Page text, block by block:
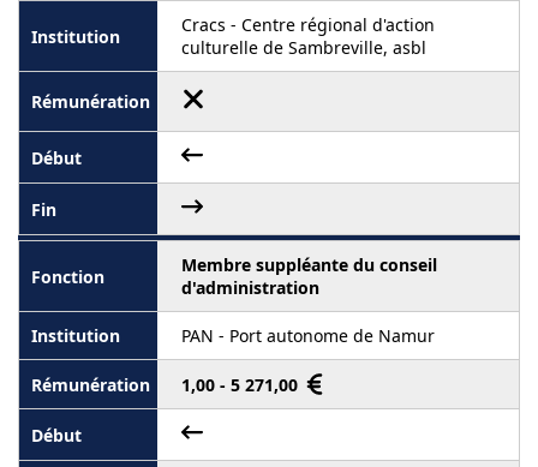
Cracs - Centre régional d'action
culturelle de Sambreville, asbl
Membre suppléante du conseil
d'administration
PAN - Port autonome de Namur
1,00 - 5 271,00